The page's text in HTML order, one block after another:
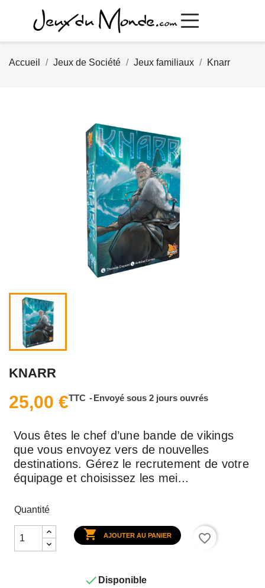
Accueil Jeux de Société Jeux familiaux Knarr
KNARR
25,00 €TTC Envoyé sous 2 jours ouvrés
Vous êtes le chef d’une bande de vikings
que vous envoyez vers de nouvelles
destinations. Gérez le recrutement de votre
équipage et choisissez les mei...
Quantité
 AJOUTER AU PANIER favorite_border
 Disponible